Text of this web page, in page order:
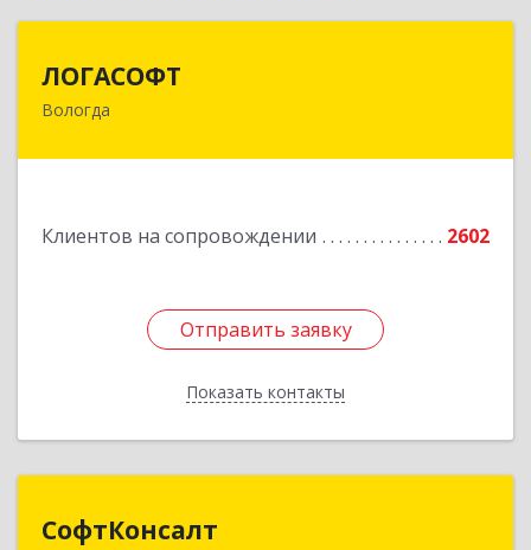
ЛОГАСОФТ
Вологда
Клиентов на сопровождении 2602
Отправить заявку
Показать контакты
160002, Вологодская обл, Вологда г, Гагарина
Отправить заявку
Назад
СофтКонсалт